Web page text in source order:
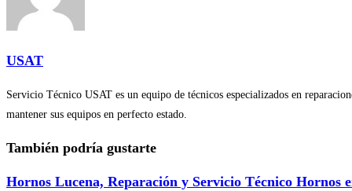
USAT
Servicio Técnico USAT es un equipo de técnicos especializados en
mantener sus equipos en perfecto estado.
También podría gustarte
Hornos Lucena, Reparación y Servicio Técnico Hornos